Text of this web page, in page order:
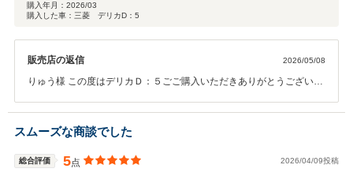
購入年月： 2026/03
購入した車：三菱 デリカD：5
販売店の返信 2026/05/08
りゅう様 この度はデリカＤ：５ごご購入いただきありがとうございま
カＤ：５でたくさんの思い出を作っていってください！ 今後ともよろ
しくお願いいたします。
スムーズな商談でした
総合評価 5点 2026/04/09投稿